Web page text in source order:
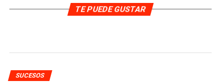
TE PUEDE GUSTAR
SUCESOS